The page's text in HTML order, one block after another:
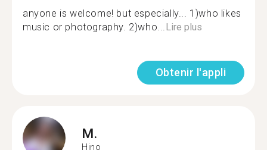
anyone is welcome! but especially... 1)who likes
music or photography. 2)who... Lire plus
Obtenir l'appli
M.
Hino